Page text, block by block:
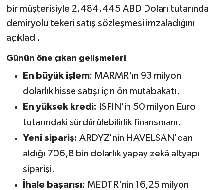
bir müşterisiyle 2.484.445 ABD Doları tutarında
demiryolu tekeri satış sözleşmesi imzaladığını
açıkladı.
Günün öne çıkan gelişmeleri
En büyük işlem: MARMR'ın 93 milyon
dolarlık hisse satışı için ön mutabakatı.
En yüksek kredi: ISFIN'in 50 milyon Euro
tutarındaki sürdürülebilirlik finansmanı.
Yeni sipariş: ARDYZ'nin HAVELSAN'dan
aldığı 706,8 bin dolarlık yapay zekâ altyapı
siparişi.
İhale başarısı: MEDTR'nin 16,25 milyon